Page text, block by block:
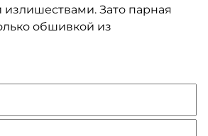
Зато парная
обшивкой из
соли. Впрочем, они
Пакистана,
схожий с